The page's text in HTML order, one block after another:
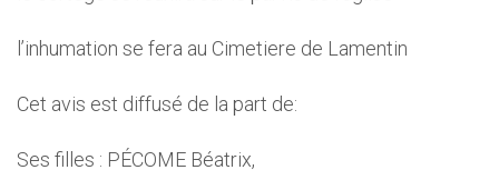
l’inhumation se fera au Cimetiere de Lamentin
Cet avis est diffusé de la part de:
Ses filles : PÉCOME Béatrix,